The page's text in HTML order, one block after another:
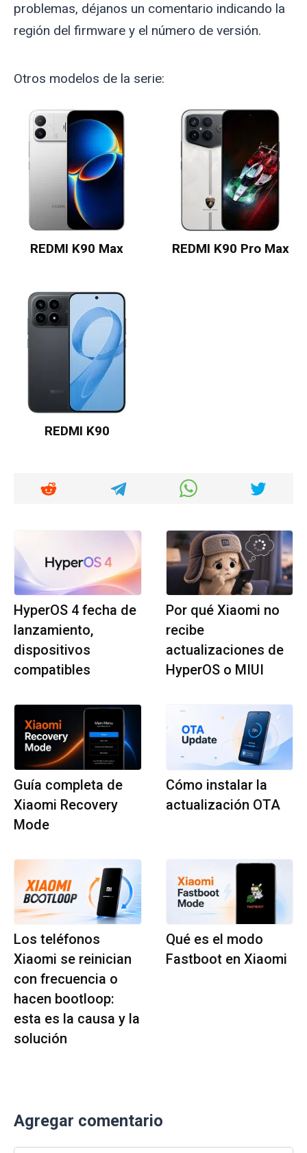
problemas, déjanos un comentario indicando la
región del firmware y el número de versión.
Otros modelos de la serie:
REDMI K90 Max REDMI K90 Pro Max
REDMI K90
HyperOS 4 fecha de
lanzamiento,
dispositivos
compatibles
Por qué Xiaomi no
recibe
actualizaciones de
HyperOS o MIUI
Guía completa de
Xiaomi Recovery
Mode
Cómo instalar la
actualización OTA
Los teléfonos
Xiaomi se reinician
con frecuencia o
hacen bootloop:
esta es la causa y la
solución
Qué es el modo
Fastboot en Xiaomi
Agregar comentario